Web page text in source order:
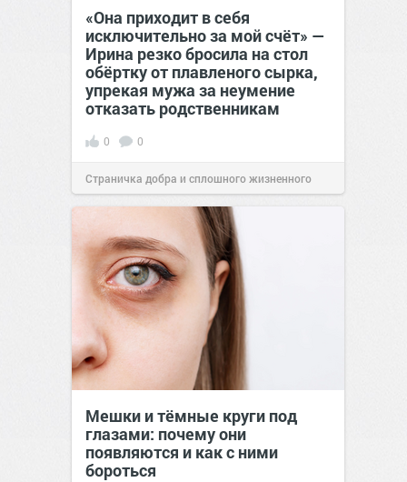
«Она приходит в себя
исключительно за мой счёт» —
Ирина резко бросила на стол
обёртку от плавленого сырка,
упрекая мужа за неумение
отказать родственникам
0 0
Страничка добра и сплошного жизненного
позитива!00:28Вчера
Мешки и тёмные круги под
глазами: почему они
появляются и как с ними
бороться